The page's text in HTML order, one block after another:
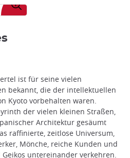
vergrößern
ist für seine vielen
bekannt, die der intellektuellen
Kyoto vorbehalten waren.
der vielen kleinen Straßen,
Architektur gesäumt
raffinierte, zeitlose Universum,
Mönche, reiche Kunden und
untereinander verkehren.